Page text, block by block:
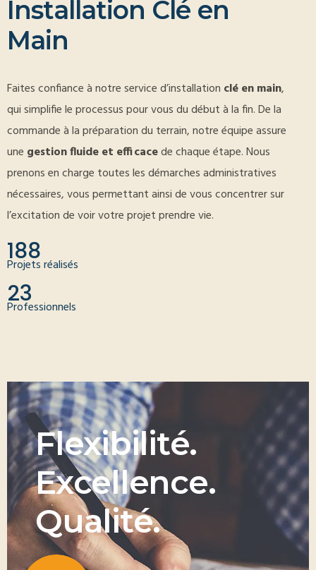
Installation Clé en
Main
Faites confiance à notre service d’installation clé en main,
qui simplifie le processus pour vous du début à la fin. De la
commande à la préparation du terrain, notre équipe assure
une gestion fluide et efficacede chaque étape. Nous
prenons en charge toutes les démarches administratives
nécessaires, vous permettant ainsi de vous concentrer sur
l’excitation de voir votre projet prendre vie.
188
Projets réalisés
23
Professionnels
Flexibilité.
Excellence.
Qualité.